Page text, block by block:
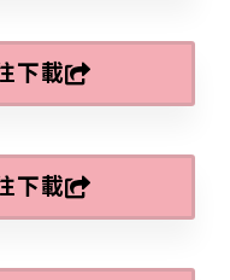
下載
下載